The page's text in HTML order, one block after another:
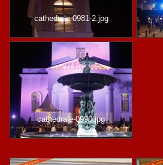
cathedrale-0981-2.jpg
cathedrale-0990.jpg